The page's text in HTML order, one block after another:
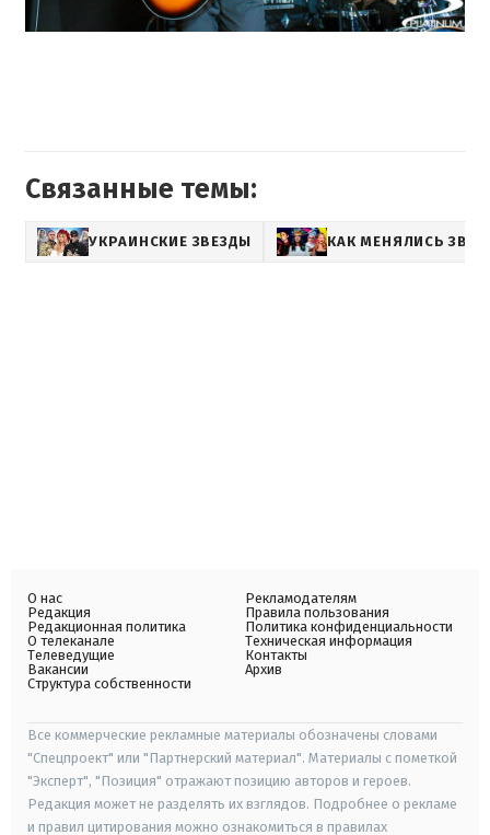
Связанные темы:
УКРАИНСКИЕ ЗВЕЗДЫ КАК МЕНЯЛИСЬ
О нас
Редакция
Редакционная политика
О телеканале
Телеведущие
Вакансии
Структура собственности
Рекламодателям
Правила пользования
Политика конфиденциальности
Техническая информация
Контакты
Архив
Все коммерческие рекламные материалы обозначены словами
"Спецпроект" или "Партнерский материал". Материалы с пометкой
"Эксперт", "Позиция" отражают позицию авторов и героев.
Редакция может не разделять их взглядов. Подробнее о рекламе
и правил цитирования можно ознакомиться в правилах